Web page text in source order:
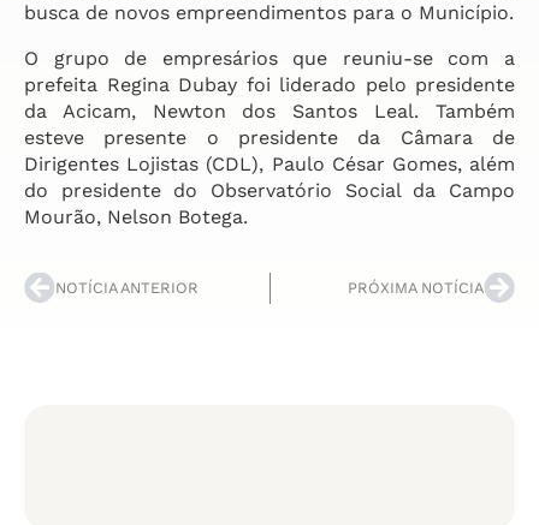
busca de novos empreendimentos para o Município.
O grupo de empresários que reuniu-se com a
prefeita Regina Dubay foi liderado pelo presidente
da Acicam, Newton dos Santos Leal. Também
esteve presente o presidente da Câmara de
Dirigentes Lojistas (CDL), Paulo César Gomes, além
do presidente do Observatório Social da Campo
Mourão, Nelson Botega.
NOTÍCIA ANTERIOR PRÓXIMA NOTÍCIA